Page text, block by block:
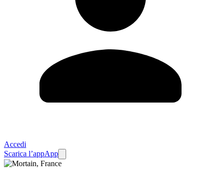
Accedi
Scarica l’appApp